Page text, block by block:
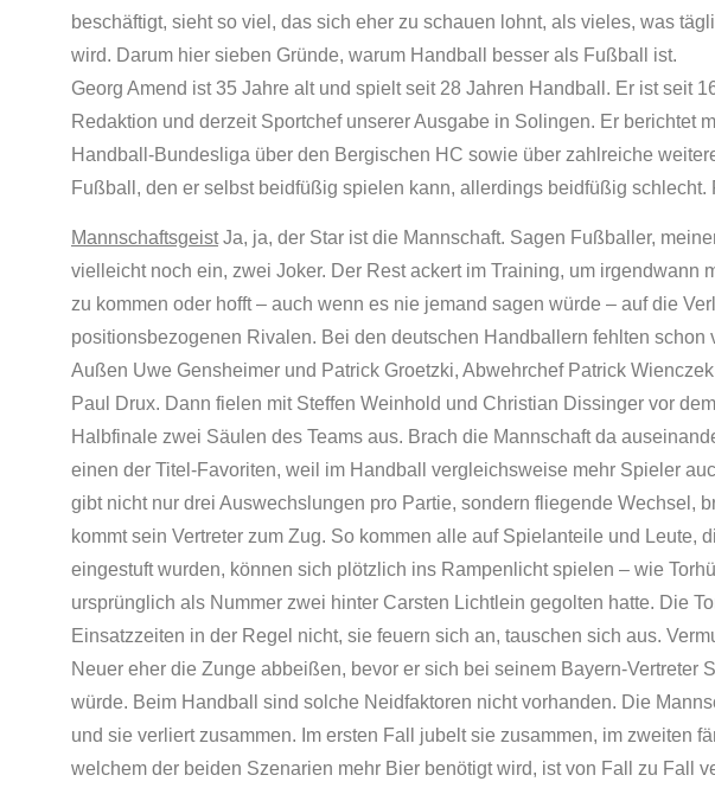
beschäftigt, sieht so viel, das sich eher zu schauen lohnt, als vieles, was
wird. Darum hier sieben Gründe, warum Handball besser als Fußball ist.
Georg Amend ist 35 Jahre alt und spielt seit 28 Jahren Handball. Er ist seit
Redaktion und derzeit Sportchef unserer Ausgabe in Solingen. Er berichtet
Handball-Bundesliga über den Bergischen HC sowie über zahlreiche
Fußball, den er selbst beidfüßig spielen kann, allerdings beidfüßig schlecht.
MannschaftsgeistJa, ja, der Star ist die Mannschaft. Sagen Fußballer,
vielleicht noch ein, zwei Joker. Der Rest ackert im Training, um irgendwann
zu kommen oder hofft – auch wenn es nie jemand sagen würde – auf die
positionsbezogenen Rivalen. Bei den deutschen Handballern fehlten schon
Außen Uwe Gensheimer und Patrick Groetzki, Abwehrchef Patrick
Paul Drux. Dann fielen mit Steffen Weinhold und Christian Dissinger vor
Halbfinale zwei Säulen des Teams aus. Brach die Mannschaft da
einen der Titel-Favoriten, weil im Handball vergleichsweise mehr Spieler
gibt nicht nur drei Auswechslungen pro Partie, sondern fliegende Wechsel,
kommt sein Vertreter zum Zug. So kommen alle auf Spielanteile und Leute,
eingestuft wurden, können sich plötzlich ins Rampenlicht spielen – wie
ursprünglich als Nummer zwei hinter Carsten Lichtlein gegolten hatte. Die
Einsatzzeiten in der Regel nicht, sie feuern sich an, tauschen sich aus.
Neuer eher die Zunge abbeißen, bevor er sich bei seinem Bayern-Vertreter
würde. Beim Handball sind solche Neidfaktoren nicht vorhanden. Die
und sie verliert zusammen. Im ersten Fall jubelt sie zusammen, im zweiten
welchem der beiden Szenarien mehr Bier benötigt wird, ist von Fall zu Fall